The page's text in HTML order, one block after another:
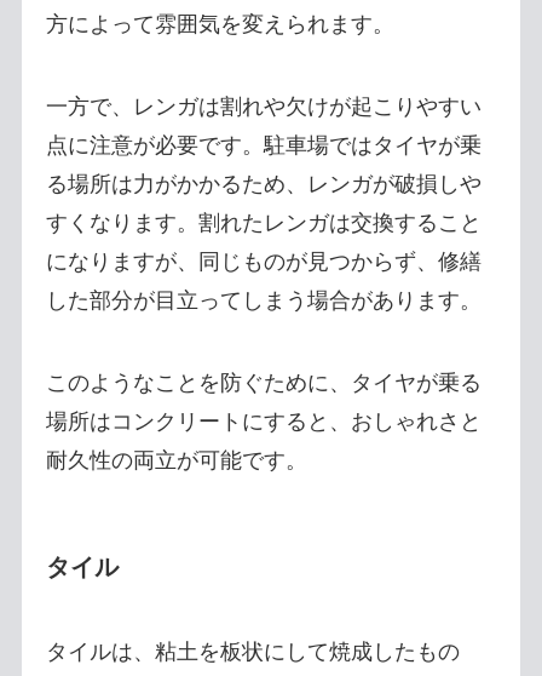
方によって雰囲気を変えられます。
一方で、レンガは割れや欠けが起こりやすい
点に注意が必要です。駐車場ではタイヤが乗
る場所は力がかかるため、レンガが破損しや
すくなります。割れたレンガは交換すること
になりますが、同じものが見つからず、修繕
した部分が目立ってしまう場合があります。
このようなことを防ぐために、タイヤが乗る
場所はコンクリートにすると、おしゃれさと
耐久性の両立が可能です。
タイル
タイルは、粘土を板状にして焼成したもの